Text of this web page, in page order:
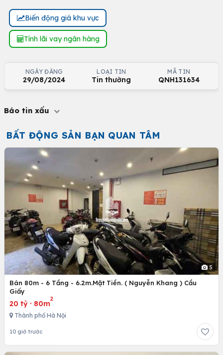
Biến động giá khu vực
Tính lãi vay ngân hàng
NGÀY ĐĂNG
29/08/2024
LOẠI TIN
Tin thường
MÃ TIN
QNH131634
Báo tin xấu
BẤT ĐỘNG SẢN BẠN QUAN TÂM
5
Bán 80m - 6 Tầng - 6.2m.Mặt Tiền. ( Nguyễn Khang ) Cầu
Giấy
20 tỷ · 80m
2
Thành phố Hà Nội
10 giờ trước